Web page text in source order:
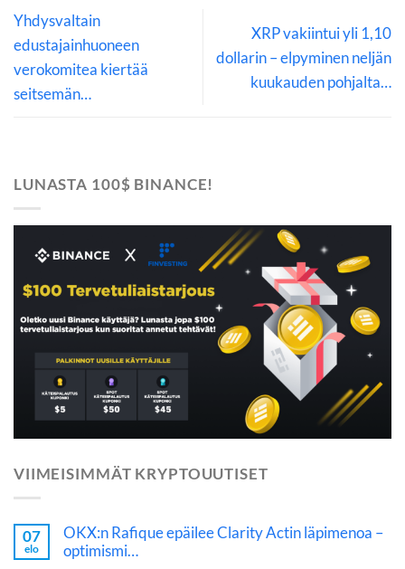
Yhdysvaltain
edustajainhuoneen
verokomitea kiertää
seitsemän…
XRP vakiintui yli 1,10
dollarin – elpyminen neljän
kuukauden pohjalta…
LUNASTA 100$ BINANCE!
VIIMEISIMMÄT KRYPTOUUTISET
07
elo
OKX:n Rafique epäilee Clarity Actin läpimenoa –
optimismi…